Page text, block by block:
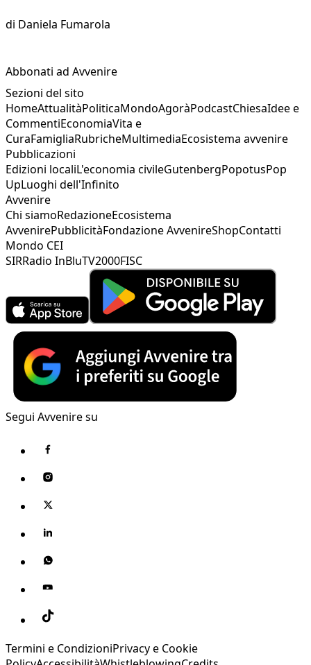
di Daniela Fumarola
Abbonati ad Avvenire
Sezioni del sito
HomeAttualitàPoliticaMondoAgoràPodcastChiesaIdee e
CommentiEconomiaVita e
CuraFamigliaRubricheMultimediaEcosistema avvenire
Pubblicazioni
Edizioni localiL'economia civileGutenbergPopotusPop
UpLuoghi dell'Infinito
Avvenire
Chi siamoRedazioneEcosistema
AvvenirePubblicitàFondazione AvvenireShopContatti
Mondo CEI
SIRRadio InBluTV2000FISC
Segui Avvenire su
Termini e CondizioniPrivacy e Cookie